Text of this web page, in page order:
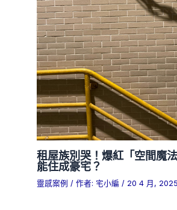
租屋族別哭！爆紅「空間魔
能住成豪宅？
靈感案例 / 作者: 宅小編/ 20 4 月, 2025